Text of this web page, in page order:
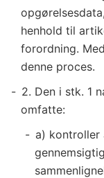
henhold til
forordning.
denne proces.
2. Den i stk. 1
omfatte:
a) kontroller